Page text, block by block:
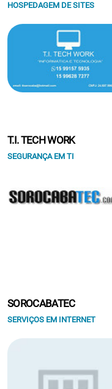
HOSPEDAGEM DE SITES
T.I. TECH WORK
SEGURANÇA EM TI
SOROCABATEC
SERVIÇOS EM INTERNET